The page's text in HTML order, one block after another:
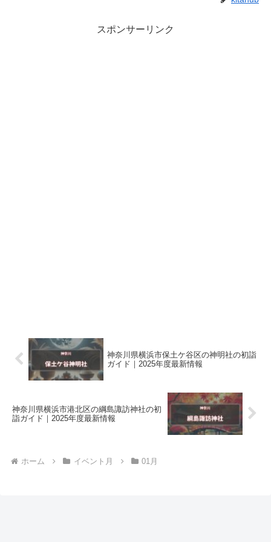
スポンサーリンク
神奈川県横浜市保土ケ谷区の神明社の初詣
ガイド｜2025年度最新情報
神奈川県横浜市港北区の綱島諏訪神社の初
詣ガイド｜2025年度最新情報
ホーム イベント月 01月